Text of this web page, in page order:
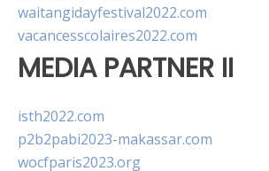
waitangidayfestival2022.com
vacancesscolaires2022.com
MEDIA PARTNER II
isth2022.com
p2b2pabi2023-makassar.com
wocfparis2023.org